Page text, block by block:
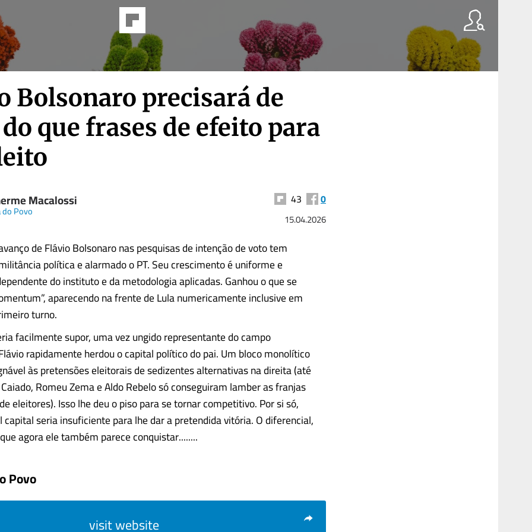
Bolsonaro precisará de
que frases de efeito para
Macalossi
Povo
43 0
15.04.2026
de Flávio Bolsonaro nas pesquisas de intenção de voto tem
política e alarmado o PT. Seu crescimento é uniforme e
do instituto e da metodologia aplicadas. Ganhou o que se
aparecendo na frente de Lula numericamente inclusive em
turno.
facilmente supor, uma vez ungido representante do campo
rapidamente herdou o capital político do pai. Um bloco monolítico
às pretensões eleitorais de sedizentes alternativas na direita (até
Romeu Zema e Aldo Rebelo só conseguiram lamber as franjas
eleitores). Isso lhe deu o piso para se tornar competitivo. Por si só,
seria insuficiente para lhe dar a pretendida vitória. O diferencial,
agora ele também parece conquistar........
Povo
visit website